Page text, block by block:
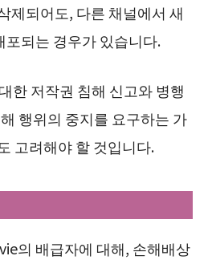
제되어도, 다른 채널에서 새
포되는 경우가 있습니다.
한 저작권 침해 신고와 병행
행위의 중지를 요구하는 가
고려해야 할 것입니다.
의 배급자에 대해, 손해배상